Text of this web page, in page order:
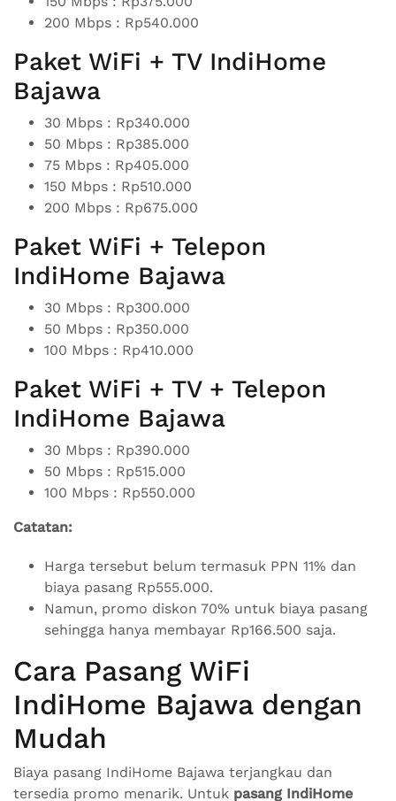
200 Mbps : Rp540.000
Paket WiFi + TV IndiHome
Bajawa
30 Mbps : Rp340.000
50 Mbps : Rp385.000
75 Mbps : Rp405.000
150 Mbps : Rp510.000
200 Mbps : Rp675.000
Paket WiFi + Telepon
IndiHome Bajawa
30 Mbps : Rp300.000
50 Mbps : Rp350.000
100 Mbps : Rp410.000
Paket WiFi + TV + Telepon
IndiHome Bajawa
30 Mbps : Rp390.000
50 Mbps : Rp515.000
100 Mbps : Rp550.000
Catatan:
Harga tersebut belum termasuk PPN 11% dan
biaya pasang Rp555.000.
Namun, promo diskon 70% untuk biaya pasang
sehingga hanya membayar Rp166.500 saja.
Cara Pasang WiFi
IndiHome Bajawa dengan
Mudah
Biaya pasang IndiHome Bajawa terjangkau dan
tersedia promo menarik. Untuk pasang IndiHome